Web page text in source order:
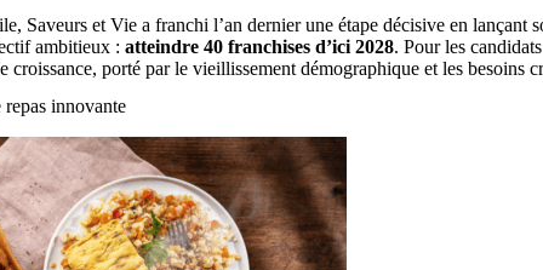
Saveurs et Vie a franchi l’an dernier une étape décisive en lançant
ambitieux : atteindre 40 franchises d’ici 2028. Pour les
porté par le vieillissement démographique et les besoins
repas innovante